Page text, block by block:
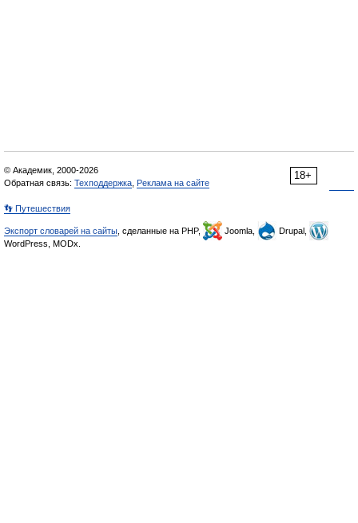
18+
© Академик, 2000-2026
Обратная связь: Техподдержка Реклама на сайте
👣 Путешествия
Экспорт словарей на сайты , сделанные на PHP, Joomla,
Drupal,
WordPress, MODx.